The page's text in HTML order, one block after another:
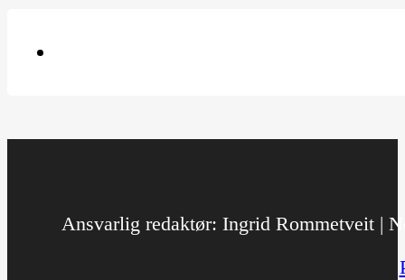
Ansvarlig redaktør: Ingrid Rommetveit |